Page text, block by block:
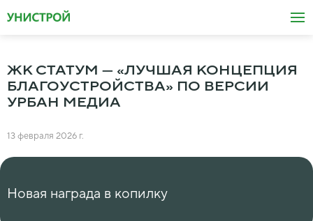
ЖК СТАТУМ — «ЛУЧШАЯ КОНЦЕПЦИЯ
БЛАГОУСТРОЙСТВА» ПО ВЕРСИИ
УРБАН МЕДИА
13 февраля 2026 г.
Новая награда в копилку